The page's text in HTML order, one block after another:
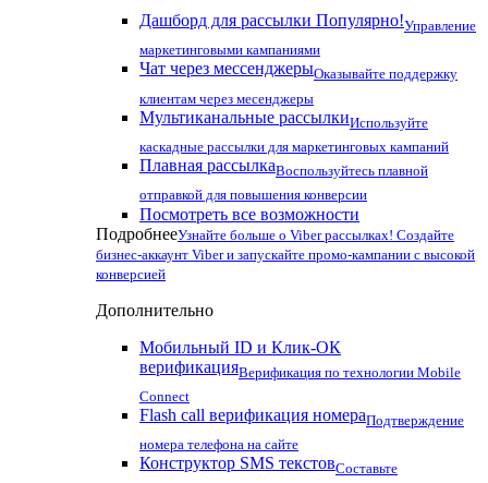
Дашборд для рассылки Популярно!Управление
маркетинговыми кампаниями
Чат через мессенджерыОказывайте поддержку
клиентам через месенджеры
Мультиканальные рассылкиИспользуйте
каскадные рассылки для маркетинговых кампаний
Плавная рассылкаВоспользуйтесь плавной
отправкой для повышения конверсии
Посмотреть все возможности
ПодробнееУзнайте больше о Viber рассылках! Создайте
бизнес-аккаунт Viber и запускайте промо-кампании с высокой
конверсией
Дополнительно
Мобильный ID и Клик-ОК
верификацияВерификация по технологии Mobile
Connect
Flash call верификация номераПодтверждение
номера телефона на сайте
Конструктор SMS текстовСоставьте